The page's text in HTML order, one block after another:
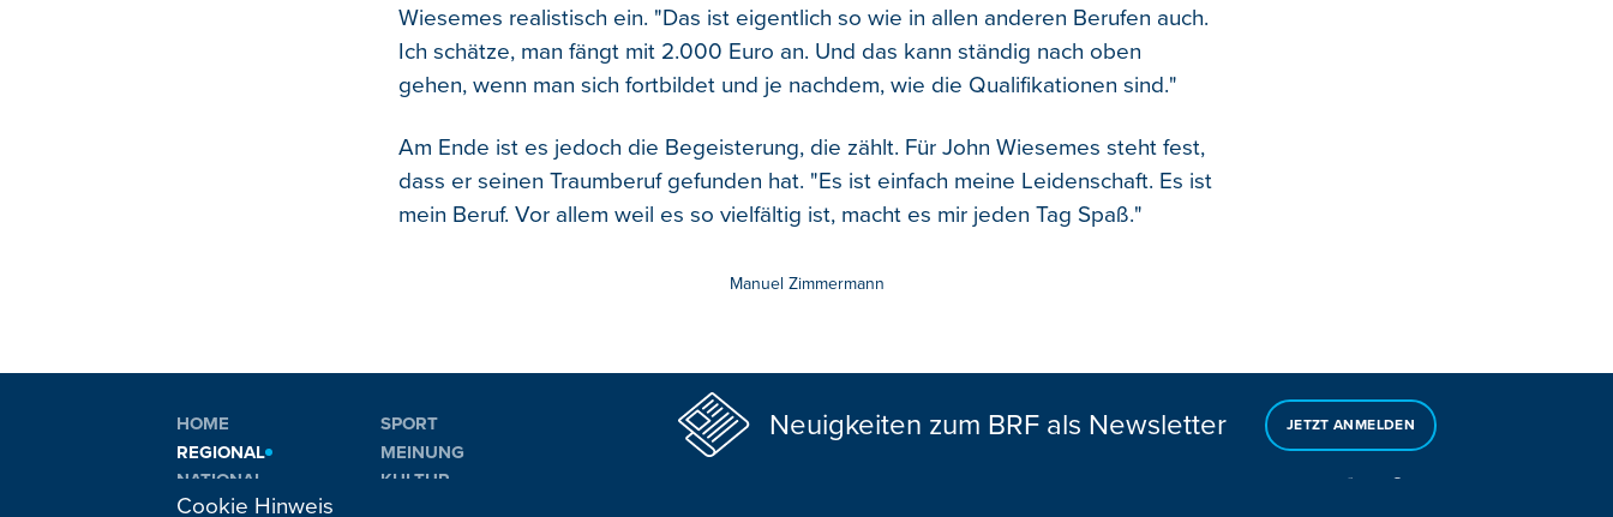
Wiesemes realistisch ein. "Das ist eigentlich so wie in allen anderen Berufen auch.
Ich schätze, man fängt mit 2.000 Euro an. Und das kann ständig nach oben
gehen, wenn man sich fortbildet und je nachdem, wie die Qualifikationen sind."
Am Ende ist es jedoch die Begeisterung, die zählt. Für John Wiesemes steht fest,
dass er seinen Traumberuf gefunden hat. "Es ist einfach meine Leidenschaft. Es ist
mein Beruf. Vor allem weil es so vielfältig ist, macht es mir jeden Tag Spaß."
Manuel Zimmermann
HOME
REGIONAL
NATIONAL
INTERNATIONAL
SPORT
MEINUNG
KULTUR
Neuigkeiten zum BRF als Newsletter JETZT ANMELDEN
Cookie Hinweis